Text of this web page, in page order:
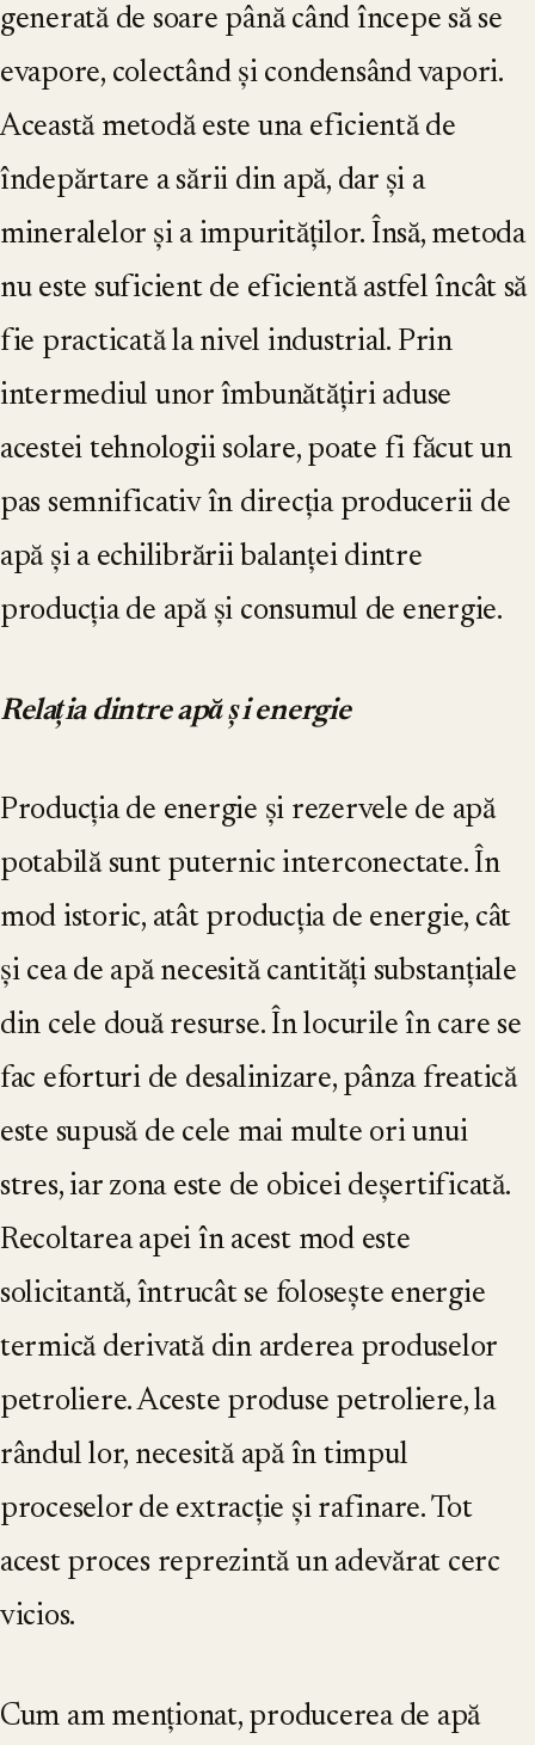
generată de soare până când începe să se
evapore, colectând și condensând vapori.
Această metodă este una eficientă de
îndepărtare a sării din apă, dar și a
mineralelor și a impurităților. Însă, metoda
nu este suficient de eficientă astfel încât să
fie practicată la nivel industrial. Prin
intermediul unor îmbunătățiri aduse
acestei tehnologii solare, poate fi făcut un
pas semnificativ în direcția producerii de
apă și a echilibrării balanței dintre
producția de apă și consumul de energie.
Relația dintre apă și energie
Producția de energie și rezervele de apă
potabilă sunt puternic interconectate. În
mod istoric, atât producția de energie, cât
și cea de apă necesită cantități substanțiale
din cele două resurse. În locurile în care se
fac eforturi de desalinizare, pânza freatică
este supusă de cele mai multe ori unui
stres, iar zona este de obicei deșertificată.
Recoltarea apei în acest mod este
solicitantă, întrucât se folosește energie
termică derivată din arderea produselor
petroliere. Aceste produse petroliere, la
rândul lor, necesită apă în timpul
proceselor de extracție și rafinare. Tot
acest proces reprezintă un adevărat cerc
vicios.
Cum am menționat, producerea de apă